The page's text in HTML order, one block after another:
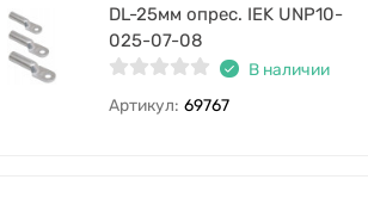
DL-25мм опрес. IEK UNP10-
025-07-08
В наличии
Артикул: 69767